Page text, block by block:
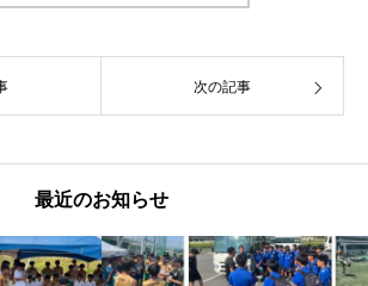
次の記事
最近のお知らせ